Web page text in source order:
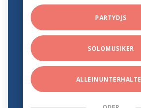
PARTYDJS
SOLOMUSIKER